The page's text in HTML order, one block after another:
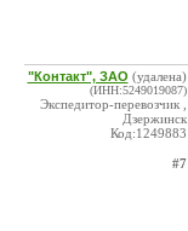
"Контакт", ЗАО (удалена)
(ИНН:5249019087)
Экспедитор-перевозчик ,
Дзержинск
Код:1249883
#7